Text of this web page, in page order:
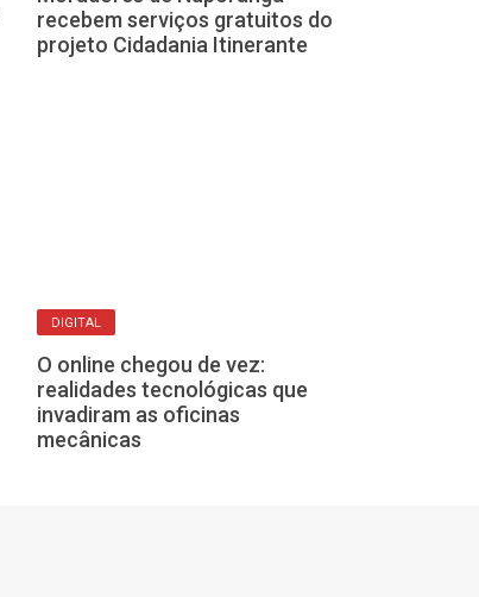
Moradores de Nuporanga
recebem serviços gratuitos do
projeto Cidadania Itinerante
DIGITAL
O online chegou de vez:
realidades tecnológicas que
invadiram as oficinas
mecânicas